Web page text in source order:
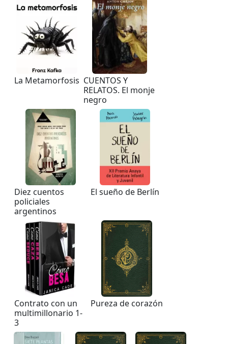
La Metamorfosis CUENTOS Y
RELATOS. El monje
negro
Diez cuentos
policiales
argentinos
El sueño de Berlín
Contrato con un
multimillonario 1-
3
Pureza de corazón